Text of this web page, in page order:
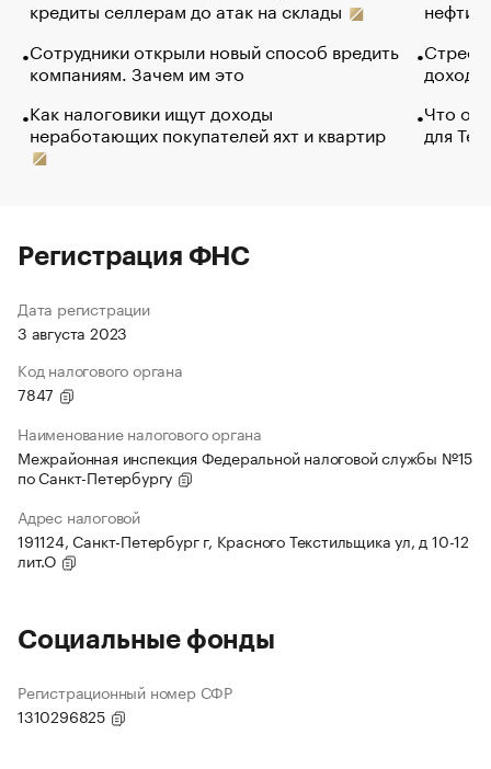
кредиты селлерам до атак на склады
Сотрудники открыли новый способ вредить
компаниям. Зачем им это
Как налоговики ищут доходы
неработающих покупателей яхт и квартир
нефти
Что
для
Регистрация ФНС
Дата регистрации
3 августа 2023
Код налогового органа
7847
Наименование налогового органа
Межрайонная инспекция Федеральной налоговой службы №15
по Санкт-Петербургу
Адрес налоговой
191124, Санкт-Петербург г, Красного Текстильщика ул, д 10-12
лит.О
Социальные фонды
Регистрационный номер СФР
1310296825